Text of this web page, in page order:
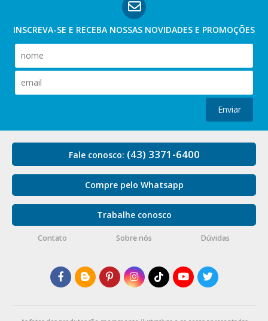
INSCREVA-SE E RECEBA NOSSAS NOVIDADES E PROMOÇÕES
Enviar
Fale conosco: (43) 3371-6400
Compre pelo Whatsapp
Trabalhe conosco
Contato Sobre nós Dúvidas